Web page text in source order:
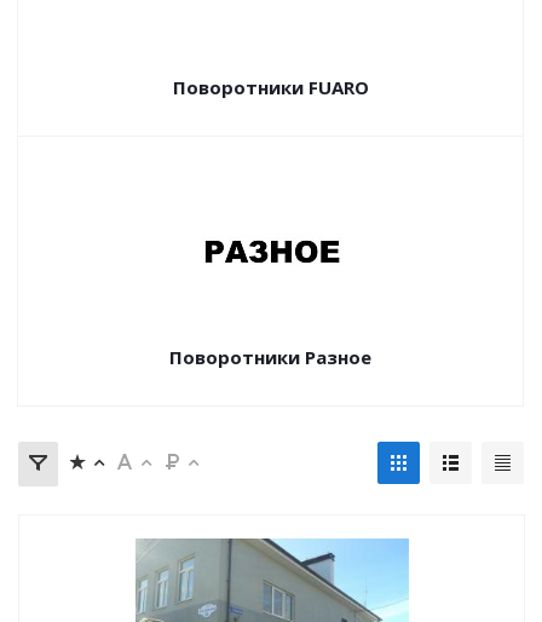
Поворотники FUARO
Поворотники Разное